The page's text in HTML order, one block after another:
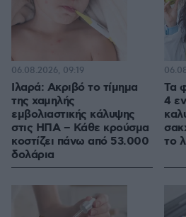
Ιλαρά: Ακριβό το τίμημα
της χαμηλής
εμβολιαστικής κάλυψης
στις ΗΠΑ – Κάθε κρούσμα
κοστίζει πάνω από 53.000
δολάρια
06.08.2026, 09:19
Τα
4
το